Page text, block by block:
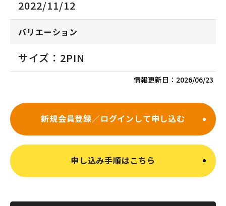
2022/11/12
バリエーション
サイズ：2PIN
情報更新日： 2026/06/23
新規会員登録／ログインして申し込む
申し込み手順はこちら